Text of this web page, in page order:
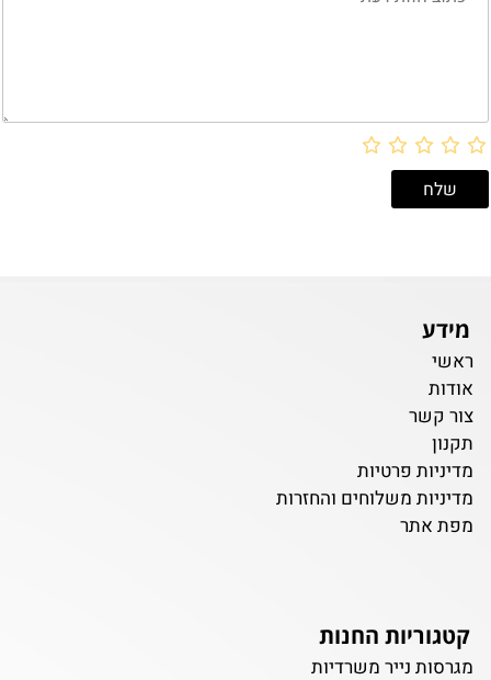
מידע
ראשי
אודות
צור קשר
תקנון
מדיניות פרטיות
מדיניות משלוחים והחזרות
מפת אתר
קטגוריות החנות
מגרסות נייר משרדיות